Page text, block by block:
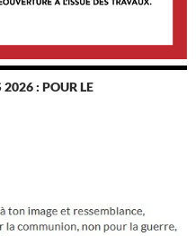
: POUR LE